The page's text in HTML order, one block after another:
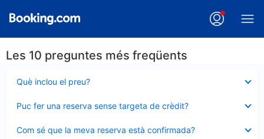
Les 10 preguntes més freqüents
Què inclou el preu?
tancat
Puc fer una reserva sense targeta de crèdit?
tancat
Com sé que la meva reserva està confirmada?
tancat